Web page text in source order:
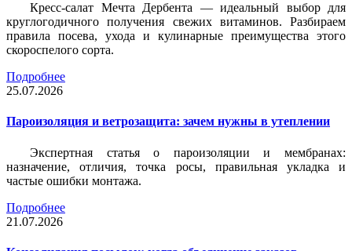
Кресс-салат Мечта Дербента — идеальный выбор для
круглогодичного получения свежих витаминов. Разбираем
правила посева, ухода и кулинарные преимущества этого
скороспелого сорта.
Подробнее
25.07.2026
Пароизоляция и ветрозащита: зачем нужны в утеплении
Экспертная статья о пароизоляции и мембранах:
назначение, отличия, точка росы, правильная укладка и
частые ошибки монтажа.
Подробнее
21.07.2026